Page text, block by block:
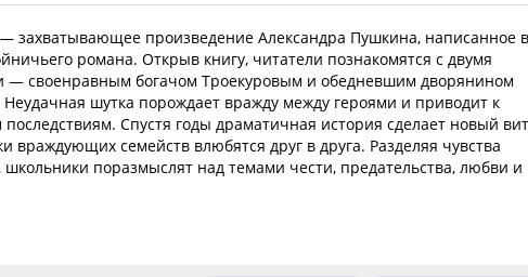
захватывающее произведение Александра Пушкина, написанное в
романа. Открыв книгу, читатели познакомятся с двумя
своенравным богачом Троекуровым и обедневшим дворянином
шутка порождает вражду между героями и приводит к
последствиям. Спустя годы драматичная история сделает новый
враждующих семейств влюбятся друг в друга. Разделяя чувства
поразмыслят над темами чести, предательства, любви и